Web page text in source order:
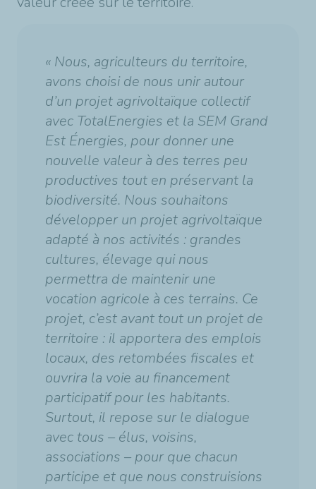
« Nous, agriculteurs du territoire,
avons choisi de nous unir autour
d’un projet agrivoltaïque collectif
avec TotalEnergies et la SEM Grand
Est Énergies, pour donner une
nouvelle valeur à des terres peu
productives tout en préservant la
biodiversité. Nous souhaitons
développer un projet agrivoltaïque
adapté à nos activités : grandes
cultures, élevage qui nous
permettra de maintenir une
vocation agricole à ces terrains. Ce
projet, c’est avant tout un projet de
territoire : il apportera des emplois
locaux, des retombées fiscales et
ouvrira la voie au financement
participatif pour les habitants.
Surtout, il repose sur le dialogue
avec tous – élus, voisins,
associations – pour que chacun
participe et que nous construisions